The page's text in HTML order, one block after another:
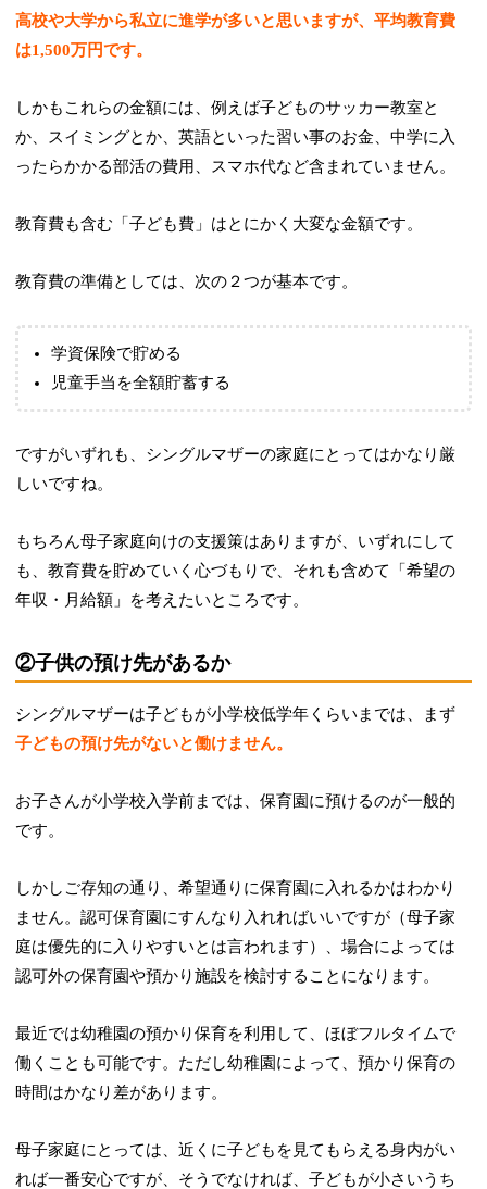
高校や大学から私立に進学が多いと思いますが、平均教育費
は1,500万円です。
しかもこれらの金額には、例えば子どものサッカー教室と
か、スイミングとか、英語といった習い事のお金、中学に入
ったらかかる部活の費用、スマホ代など含まれていません。
教育費も含む「子ども費」はとにかく大変な金額です。
教育費の準備としては、次の２つが基本です。
学資保険で貯める
児童手当を全額貯蓄する
ですがいずれも、シングルマザーの家庭にとってはかなり厳
しいですね。
もちろん母子家庭向けの支援策はありますが、いずれにして
も、教育費を貯めていく心づもりで、それも含めて「希望の
年収・月給額」を考えたいところです。
②子供の預け先があるか
シングルマザーは子どもが小学校低学年くらいまでは、まず
子どもの預け先がないと働けません。
お子さんが小学校入学前までは、保育園に預けるのが一般的
です。
しかしご存知の通り、希望通りに保育園に入れるかはわかり
ません。認可保育園にすんなり入れればいいですが（母子家
庭は優先的に入りやすいとは言われます）、場合によっては
認可外の保育園や預かり施設を検討することになります。
最近では幼稚園の預かり保育を利用して、ほぼフルタイムで
働くことも可能です。ただし幼稚園によって、預かり保育の
時間はかなり差があります。
母子家庭にとっては、近くに子どもを見てもらえる身内がい
れば一番安心ですが、そうでなければ、子どもが小さいうち